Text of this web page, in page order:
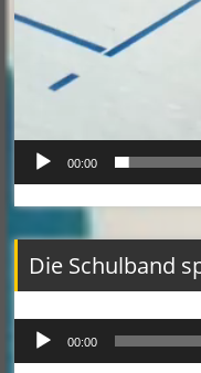
00:00
Die Schulband
Audio-
Player
00:00